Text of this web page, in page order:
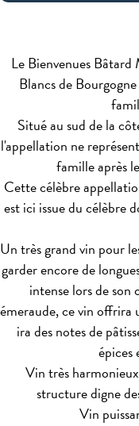
Le Bienvenues
Blancs de
Situé au sud de la
l'appellation ne
famille après
Cette célèbre
est ici issue du célèbre
Un très grand vin pour
garder encore de
intense lors de
émeraude, ce vin
ira des notes de
épices
Vin très
structure digne
Vin